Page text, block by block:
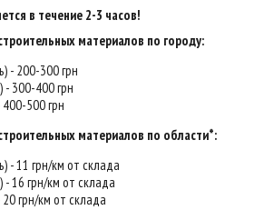
в течение 2-3 часов!
материалов по городу:
- 200-300 грн
- 300-400 грн
500 грн
материалов по области*:
- 11 грн/км от склада
- 16 грн/км от склада
грн/км от склада